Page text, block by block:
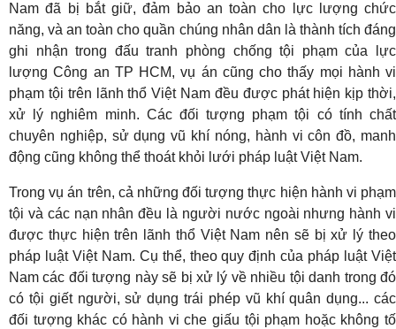
Nam đã bị bắt giữ, đảm bảo an toàn cho lực lượng chức
năng, và an toàn cho quần chúng nhân dân là thành tích đáng
ghi nhận trong đấu tranh phòng chống tội phạm của lực
lượng Công an TP HCM, vụ án cũng cho thấy mọi hành vi
phạm tội trên lãnh thổ Việt Nam đều được phát hiện kịp thời,
xử lý nghiêm minh. Các đối tượng phạm tội có tính chất
chuyên nghiệp, sử dụng vũ khí nóng, hành vi côn đồ, manh
động cũng không thể thoát khỏi lưới pháp luật Việt Nam.
Trong vụ án trên, cả những đối tượng thực hiện hành vi phạm
tội và các nạn nhân đều là người nước ngoài nhưng hành vi
được thực hiện trên lãnh thổ Việt Nam nên sẽ bị xử lý theo
pháp luật Việt Nam. Cụ thể, theo quy định của pháp luật Việt
Nam các đối tượng này sẽ bị xử lý về nhiều tội danh trong đó
có tội giết người, sử dụng trái phép vũ khí quân dụng... các
đối tượng khác có hành vi che giấu tội phạm hoặc không tố